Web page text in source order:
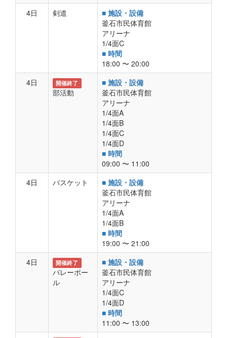
4日 剣道
■ 施設・設備
釜石市民体育館
アリーナ
1/4面C
■ 時間
18:00 〜 20:00
4日
開催終了
部活動
■ 施設・設備
釜石市民体育館
アリーナ
1/4面A
1/4面B
1/4面C
1/4面D
■ 時間
09:00 〜 11:00
4日
バスケット
■ 施設・設備
釜石市民体育館
アリーナ
1/4面A
1/4面B
■ 時間
19:00 〜 21:00
4日
開催終了
バレーボー
ル
■ 施設・設備
釜石市民体育館
アリーナ
1/4面C
1/4面D
■ 時間
11:00 〜 13:00